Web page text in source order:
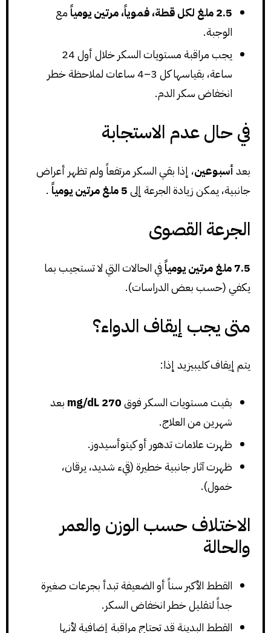
2.5 ملغ لكل قطة، فموياً، مرتين يومياً
مع
الوجبة.
يجب مراقبة مستويات السكر خلال أول 24
ساعة، بقياسها كل 3–4 ساعات لملاحظة خطر
انخفاض سكر الدم.
في حال عدم الاستجابة
بعدأسبوعين، إذا بقي السكر مرتفعاً ولم تظهر أعراض
جانبية، يمكن زيادة الجرعة إلى5 ملغ مرتين يومياً .
الجرعة القصوى
7.5 ملغ مرتين يومياً
في الحالات التي لا تستجيب بما
يكفي (حسب بعض الدراسات).
متى يجب إيقاف الدواء؟
يتم إيقاف كليبيزيد إذا:
بقيت مستويات السكر فوق270 mg/dL
بعد
شهرين من العلاج.
ظهرت علامات تدهور أو كيتوأسيدوز.
ظهرت آثار جانبية خطيرة (قيء شديد، يرقان،
خمول).
الاختلاف حسب الوزن والعمر
والحالة
القطط الأكبر سناً أو الضعيفة تبدأ بجرعات صغيرة
جداً لتقليل خطر انخفاض السكر.
القطط البدينة قد تحتاج مراقبة إضافية لأنها